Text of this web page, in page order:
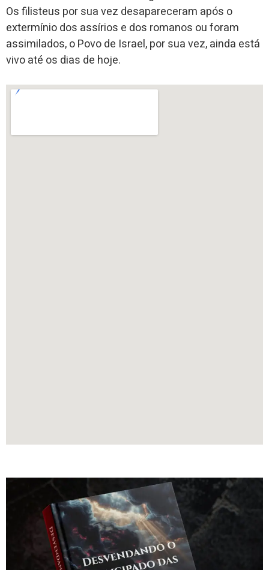
Os filisteus por sua vez desapareceram após o
extermínio dos assírios e dos romanos ou foram
assimilados, o Povo de Israel, por sua vez, ainda está
vivo até os dias de hoje.